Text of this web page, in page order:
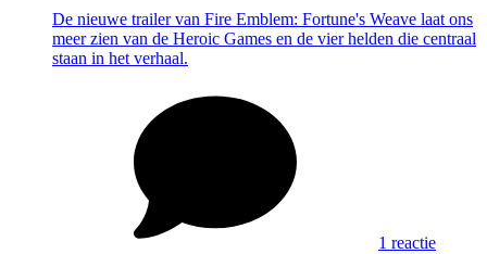
De nieuwe trailer van Fire Emblem: Fortune's Weave laat ons
meer zien van de Heroic Games en de vier helden die centraal
staan in het verhaal.
1 reactie